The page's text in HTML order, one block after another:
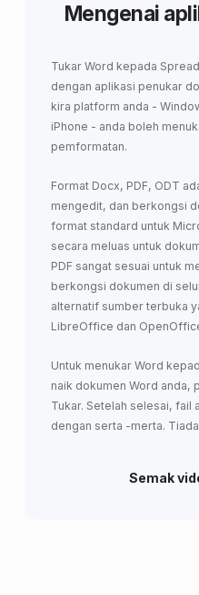
Mengenai
Tukar Word kepada
dengan aplikasi penukar
kira platform anda -
iPhone - anda boleh
pemformatan.
Format Docx, PDF, ODT
mengedit, dan berkongsi
format standard untuk
secara meluas untuk
PDF sangat sesuai untuk
berkongsi dokumen di
alternatif sumber terbuka
LibreOffice dan
Untuk menukar Word
naik dokumen Word anda,
Tukar. Setelah selesai, fail
dengan serta -merta.
Semak